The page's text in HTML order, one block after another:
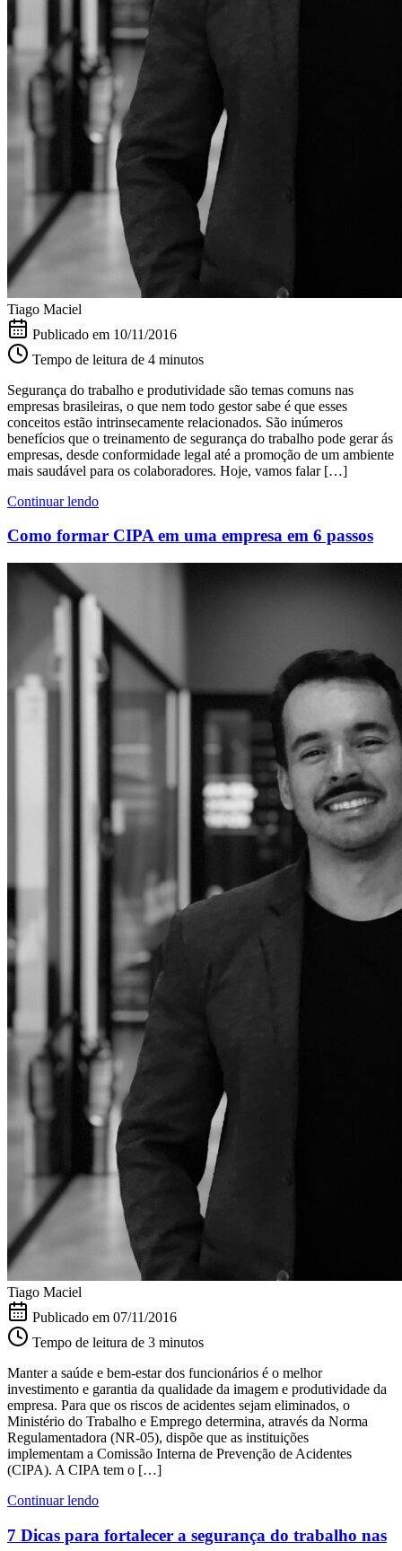
Tiago Maciel
Publicado em 10/11/2016
Tempo de leitura de 4 minutos
Segurança do trabalho e produtividade são temas comuns nas
empresas brasileiras, o que nem todo gestor sabe é que esses
conceitos estão intrinsecamente relacionados. São inúmeros
benefícios que o treinamento de segurança do trabalho pode gerar ás
empresas, desde conformidade legal até a promoção de um ambiente
mais saudável para os colaboradores. Hoje, vamos falar […]
Continuar lendo
Como formar CIPA em uma empresa em 6 passos
Tiago Maciel
Publicado em 07/11/2016
Tempo de leitura de 3 minutos
Manter a saúde e bem-estar dos funcionários é o melhor
investimento e garantia da qualidade da imagem e produtividade da
empresa. Para que os riscos de acidentes sejam eliminados, o
Ministério do Trabalho e Emprego determina, através da Norma
Regulamentadora (NR-05), dispõe que as instituições
implementam a Comissão Interna de Prevenção de Acidentes
(CIPA). A CIPA tem o […]
Continuar lendo
7 Dicas para fortalecer a segurança do trabalho nas